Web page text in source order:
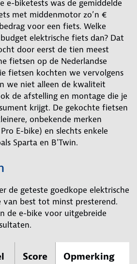
e-biketests was de gemiddelde
met middenmotor zo’n €
voor een fiets. Welke
elektrische fiets dan? Dat
door eerst de tien meest
fietsen op de Nederlandse
fietsen kochten we vervolgens
we niet alleen de kwaliteit
de afstelling en montage die je
krijgt. De gekochte fietsen
onbekende merken
E-bike) en slechts enkele
Sparta en B'Twin.
de geteste goedkope elektrische
best tot minst presterend.
de e-bike voor uitgebreide
Score Opmerking